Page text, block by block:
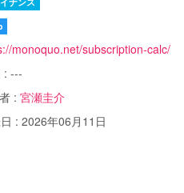
monoquo.net/subscription-calc/
---
: 宮瀬圭介
: 2026年06月11日